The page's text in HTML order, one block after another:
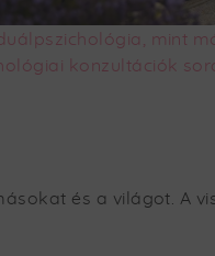
mint
konzultációk
és a világot. A